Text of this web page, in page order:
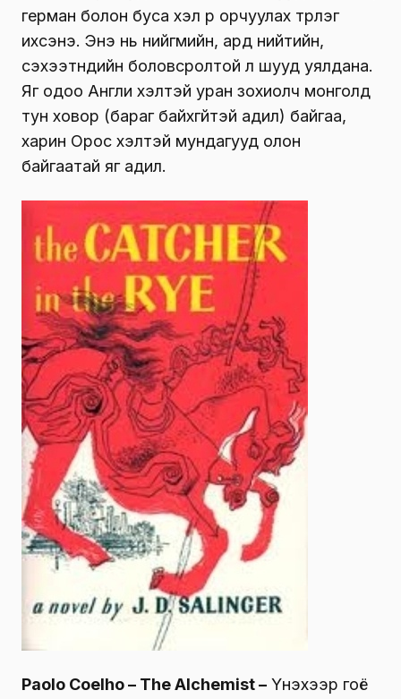
герман болон буса хэл рүү орчуулах түрлэг
ихсэнэ. Энэ нь нийгмийн, ард нийтийн,
сэхээтнүүдийн боловсролтой л шууд уялдана.
Яг одоо Англи хэлтэй уран зохиолч монголд
тун ховор (бараг байхгүйтэй адил) байгаа,
харин Орос хэлтэй мундагууд олон
байгаатай яг адил.
Paolo Coelho – Тhe Alchemist – Үнэхээр гоё